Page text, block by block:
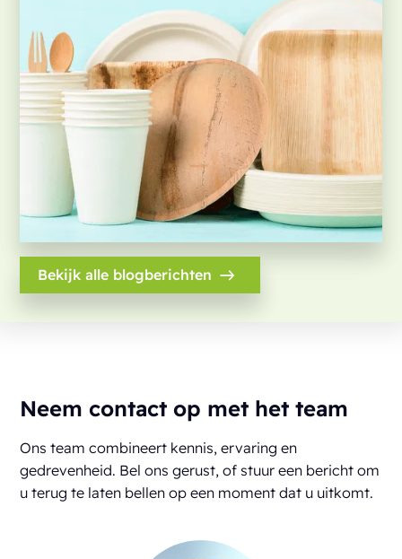
Bekijk alle blogberichten
Neem contact op met het team
Ons team combineert kennis, ervaring en
gedrevenheid. Bel ons gerust, of stuur een bericht om
u terug te laten bellen op een moment dat u uitkomt.